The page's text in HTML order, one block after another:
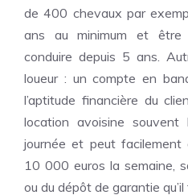
de 400 chevaux par
ans au minimum et être
conduire depuis 5 ans.
loueur : un compte en
l’aptitude financière du
location avoisine souvent
journée et peut facilement
10 000 euros la semaine,
ou du dépôt de garantie